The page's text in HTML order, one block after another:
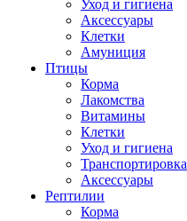
Уход и гигиена
Аксессуары
Клетки
Амуниция
Птицы
Корма
Лакомства
Витамины
Клетки
Уход и гигиена
Транспортировка
Аксессуары
Рептилии
Корма